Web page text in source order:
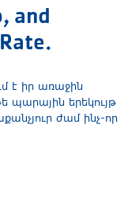
and
է իր առաջին
պարային երեկույթ
ժամ ինչ-որ